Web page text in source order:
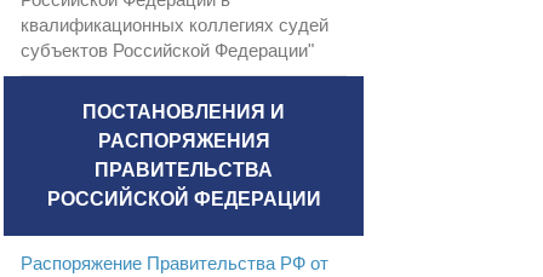
квалификационных коллегиях судей
субъектов Российской Федерации"
ПОСТАНОВЛЕНИЯ И
РАСПОРЯЖЕНИЯ
ПРАВИТЕЛЬСТВА
РОССИЙСКОЙ ФЕДЕРАЦИИ
Распоряжение Правительства РФ от